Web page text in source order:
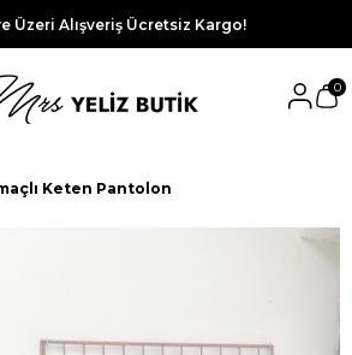
Üzeri Alışveriş Ücretsiz Kargo!
0
Keten Pantolon